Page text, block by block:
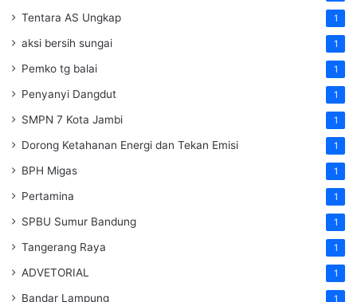
Tentara AS Ungkap 1
aksi bersih sungai 1
Pemko tg balai 1
Penyanyi Dangdut 1
SMPN 7 Kota Jambi 1
Dorong Ketahanan Energi dan Tekan Emisi 1
BPH Migas 1
Pertamina 1
SPBU Sumur Bandung 1
Tangerang Raya 1
ADVETORIAL 1
Bandar Lampung 1